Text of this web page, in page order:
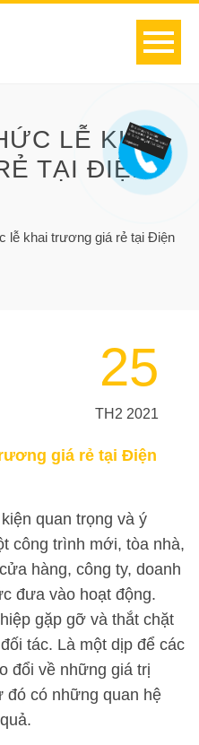
LỄ KHAI
TẠI ĐIỆN
lễ khai trương giá rẻ tại Điện
25
TH2 2021
giá rẻ tại Điện
quan trọng và ý
công trình mới, tòa nhà,
hàng, công ty, doanh
đưa vào hoạt động.
gặp gỡ và thắt chặt
tác. Là một dịp để các
đổi về những giá trị
đó có những quan hệ